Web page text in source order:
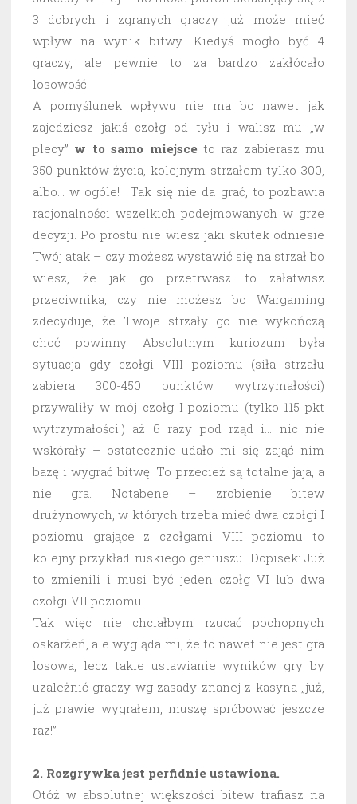
3 dobrych i zgranych graczy już może mieć
wpływ na wynik bitwy. Kiedyś mogło być 4
graczy, ale pewnie to za bardzo zakłócało
losowość.
A pomyślunek wpływu nie ma bo nawet jak
zajedziesz jakiś czołg od tyłu i walisz mu „w
plecy” w to samo miejsce to raz zabierasz mu
350 punktów życia, kolejnym strzałem tylko 300,
albo… w ogóle! Tak się nie da grać, to pozbawia
racjonalności wszelkich podejmowanych w grze
decyzji. Po prostu nie wiesz jaki skutek odniesie
Twój atak – czy możesz wystawić się na strzał bo
wiesz, że jak go przetrwasz to załatwisz
przeciwnika, czy nie możesz bo Wargaming
zdecyduje, że Twoje strzały go nie wykończą
choć powinny. Absolutnym kuriozum była
sytuacja gdy czołgi VIII poziomu (siła strzału
zabiera 300-450 punktów wytrzymałości)
przywaliły w mój czołg I poziomu (tylko 115 pkt
wytrzymałości!) aż 6 razy pod rząd i… nic nie
wskórały – ostatecznie udało mi się zająć nim
bazę i wygrać bitwę! To przecież są totalne jaja, a
nie gra. Notabene – zrobienie bitew
drużynowych, w których trzeba mieć dwa czołgi I
poziomu grające z czołgami VIII poziomu to
kolejny przykład ruskiego geniuszu. Dopisek: Już
to zmienili i musi być jeden czołg VI lub dwa
czołgi VII poziomu.
Tak więc nie chciałbym rzucać pochopnych
oskarżeń, ale wygląda mi, że to nawet nie jest gra
losowa, lecz takie ustawianie wyników gry by
uzależnić graczy wg zasady znanej z kasyna „już,
już prawie wygrałem, muszę spróbować jeszcze
raz!”
2. Rozgrywka jest perfidnie ustawiona.
Otóż w absolutnej większości bitew trafiasz na